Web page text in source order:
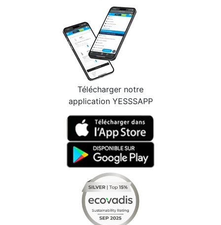
Télécharger notre
application YESSSAPP